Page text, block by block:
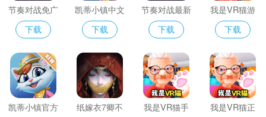
节奏对战免广
告
下载
凯蒂小镇中文
版
下载
节奏对战最新
版
下载
我是VR猫游
戏
下载
凯蒂小镇官方
纸嫁衣7卿不
我是VR猫手
我是VR猫正